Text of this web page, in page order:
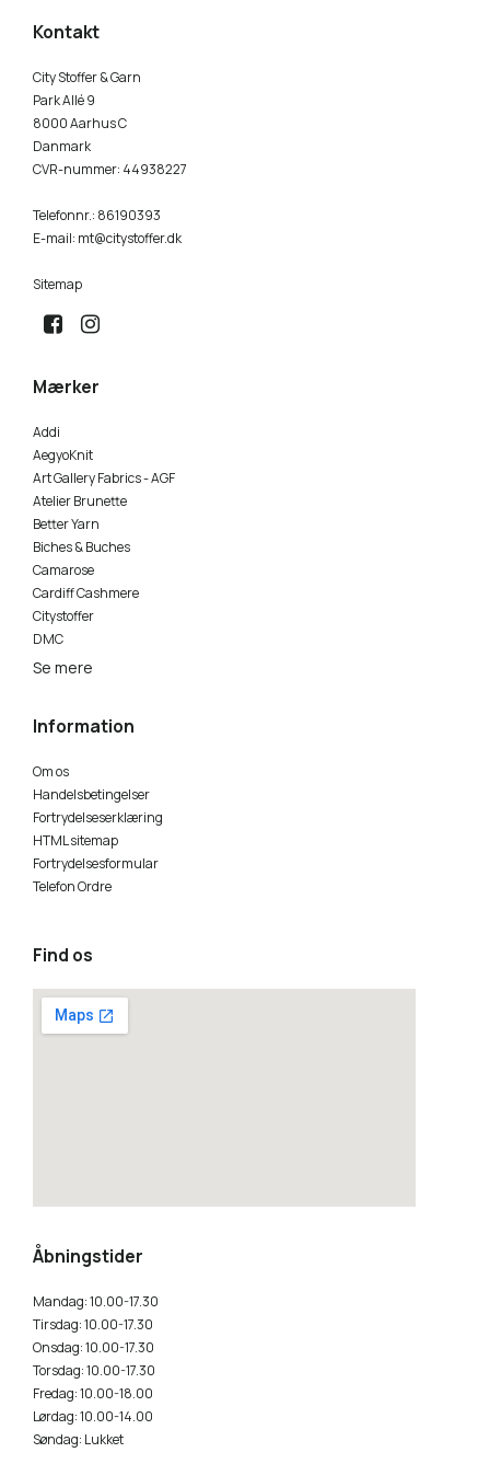
Kontakt
City Stoffer & Garn
Park Allé 9
8000 Aarhus C
Danmark
CVR-nummer: 44938227
Telefonnr.: 86190393
E-mail: mt@citystoffer.dk
Sitemap
Mærker
Addi
AegyoKnit
Art Gallery Fabrics - AGF
Atelier Brunette
Better Yarn
Biches & Buches
Camarose
Cardiff Cashmere
Citystoffer
DMC
Se mere
Information
Om os
Handelsbetingelser
Fortrydelseserklæring
HTML sitemap
Fortrydelsesformular
Telefon Ordre
Find os
Åbningstider
Mandag: 10.00-17.30
Tirsdag: 10.00-17.30
Onsdag: 10.00-17.30
Torsdag: 10.00-17.30
Fredag: 10.00-18.00
Lørdag: 10.00-14.00
Søndag: Lukket